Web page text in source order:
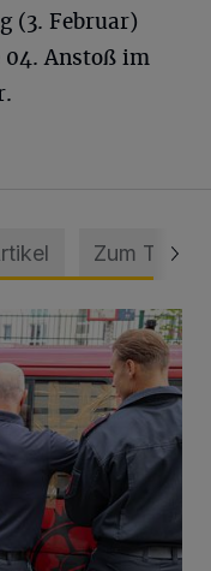
(3. Februar)
04. Anstoß im
Zum Thema
VW Bulli